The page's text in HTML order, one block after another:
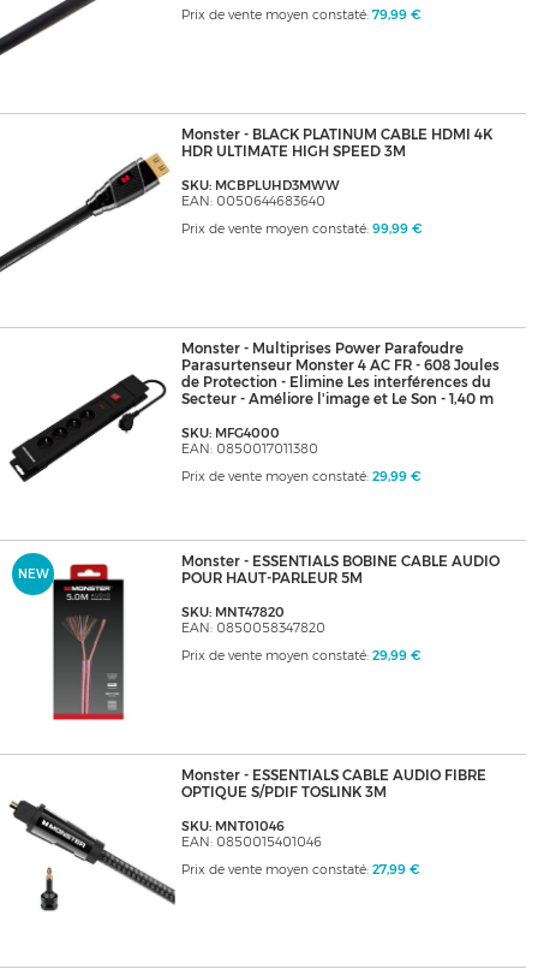
Prix de vente moyen constaté: 79,99 €
Monster - BLACK PLATINUM CABLE HDMI 4K
HDR ULTIMATE HIGH SPEED 3M
SKU: MCBPLUHD3MWW
EAN: 0050644683640
Prix de vente moyen constaté: 99,99 €
Monster - Multiprises Power Parafoudre
Parasurtenseur Monster 4 AC FR - 608 Joules
de Protection - Elimine Les interférences du
Secteur - Améliore l'image et Le Son - 1,40 m
SKU: MFG4000
EAN: 0850017011380
Prix de vente moyen constaté: 29,99 €
NEW
Monster - ESSENTIALS BOBINE CABLE AUDIO
POUR HAUT-PARLEUR 5M
SKU: MNT47820
EAN: 0850058347820
Prix de vente moyen constaté: 29,99 €
Monster - ESSENTIALS CABLE AUDIO FIBRE
OPTIQUE S/PDIF TOSLINK 3M
SKU: MNT01046
EAN: 0850015401046
Prix de vente moyen constaté: 27,99 €